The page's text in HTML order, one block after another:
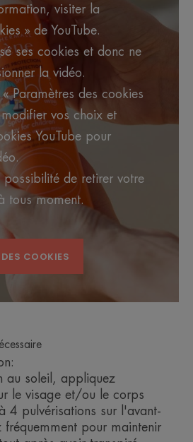
protection solaire
sensible des enfants,
et corps.
50+ dispose d'un système
STOP pour plus de praticité et
protection, issue de la
Spécifiquement formulé
des enfants.
contribue à assurer une
contre les radicaux libres.
un plus grand respect des
visiter la
» de YouTube.
ses cookies et donc ne
la vidéo.
Paramètres des cookies
vos choix et
YouTube pour
possibilité de retirer votre
tous moment.
COOKIES
au soleil, appliquez
le visage et/ou le corps
4 pulvérisations sur l'avant-
fréquemment pour maintenir